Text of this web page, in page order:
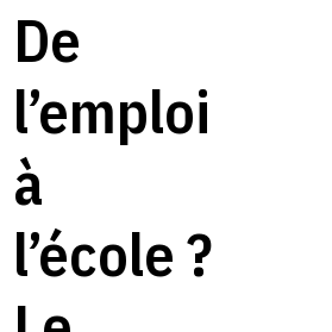
De
l’emploi
à
l’école ?